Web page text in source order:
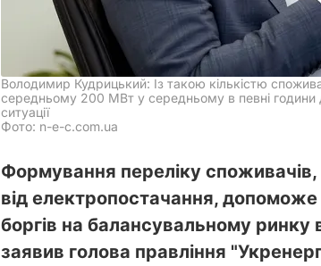
Володимир Кудрицький: Із такою кількістю
середньому 200 МВт у середньому в певні години
ситуації
Фото: n-e-c.com.ua
Формування переліку
від електропостачання,
боргів на балансувальному ринку
заявив голова правління